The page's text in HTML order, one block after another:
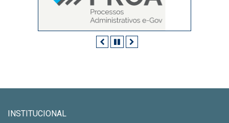
AnteriorPausar
INSTITUCIONAL